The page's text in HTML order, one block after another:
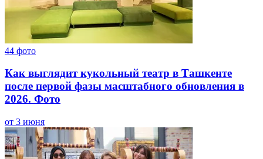
44 фото
Как выглядит кукольный театр в Ташкенте
после первой фазы масштабного обновления в
2026. Фото
от 3 июня